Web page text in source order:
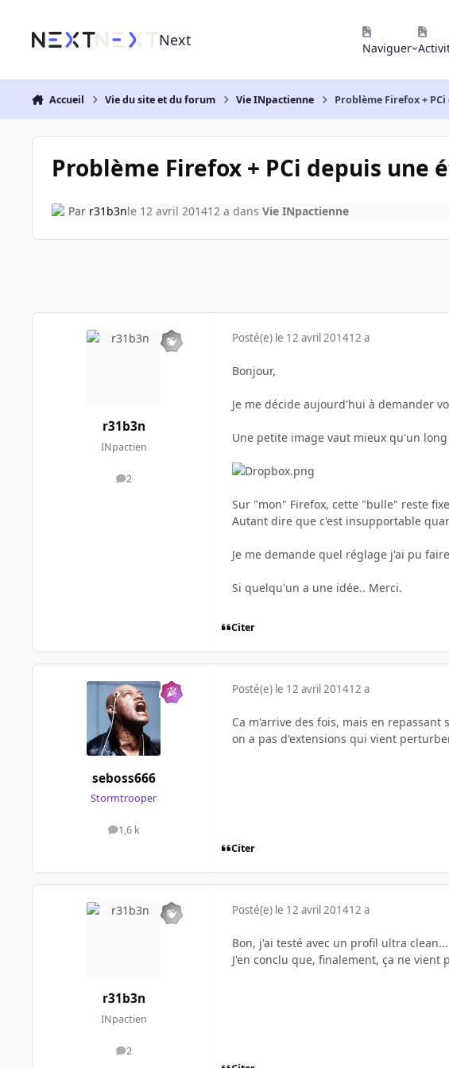
Next Naviguer
Accueil Vie du site et du forum Vie INpactienne Problème Firefox +
Problème Firefox + PCi depuis une
Par r31b3nle 12 avril 201412 a dans Vie INpactienne
r31b3n
INpactien
2
messages
Posté(e) le 12 avril 201412 a
Bonjour,
Je me décide aujourd'hui à demander
Une petite image vaut mieux qu'un
Sur "mon" Firefox, cette "bulle" reste
Autant dire que c'est insupportable
Je me demande quel réglage j'ai pu
Si quelqu'un a une idée.. Merci.
Citer
seboss666
Stormtrooper
1,6 k
messages
Posté(e) le 12 avril 201412 a
Ca m'arrive des fois, mais en
on a pas d'extensions qui vient
Citer
r31b3n
INpactien
2
messages
Posté(e) le 12 avril 201412 a
Bon, j'ai testé avec un profil ultra
J'en conclu que, finalement, ça ne